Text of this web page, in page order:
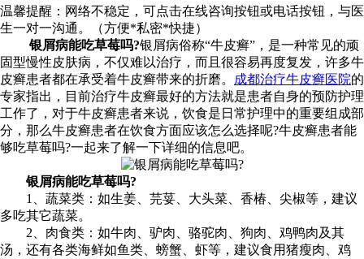
温馨提醒： 网络不稳定，可点击在线咨询按钮或电话按钮，与医
生一对一沟通。（方便*私密*快捷）
银屑病能吃草莓吗?银屑病俗称“牛皮癣”，是一种常见的顽
固型慢性皮肤病，不仅难以治疗，而且很容易再度复发，许多牛
皮癣患者都在承受着牛皮癣带来的折磨。
成都治疗牛皮癣医院的
专家指出，目前治疗牛皮癣最好的方法就是患者自身的预防护理
工作了，对于牛皮癣患者来说，饮食是日常护理中的重要组成部
分，那么牛皮癣患者在饮食方面应该怎么选择呢?牛皮癣患者能
够吃草莓吗?一起来了解一下详细的信息吧。
银屑病能吃草莓吗?
1、蔬菜类：如生姜、芫荽、大头菜、香椿、尖椒等，建议
多吃其它蔬菜。
2、肉食类：如牛肉、驴肉、骆驼肉、狗肉、鸡鸭肉及其
汤，还有各类海鲜如鱼类、螃蟹、虾等，建议食用猪瘦肉、鸡